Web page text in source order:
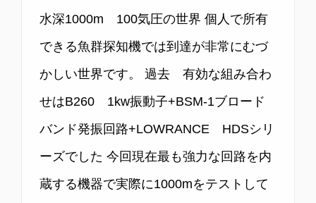
水深1000m 100気圧の世界 個人で所有
できる魚群探知機では到達が非常にむづ
かしい世界です。 過去 有効な組み合わ
せはB260 1kw振動子+BSM-1ブロード
バンド発振回路+LOWRANCE HDSシリ
ーズでした 今回現在最も強力な回路を内
蔵する機器で実際に1000mをテストして